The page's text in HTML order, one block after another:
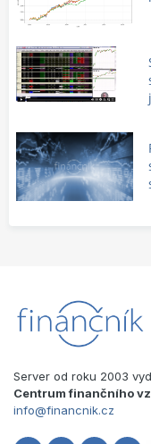
Server od roku 2003
Centrum finančního
info@financnik.cz